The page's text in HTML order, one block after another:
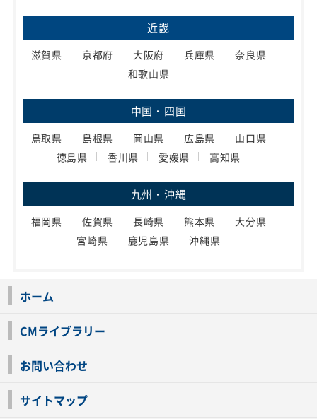
近畿
滋賀県 京都府 大阪府 兵庫県
奈良県
和歌山県
中国・四国
鳥取県 島根県 岡山県 広島県
山口県
徳島県
香川県 愛媛県 高知県
九州・沖縄
福岡県 佐賀県 長崎県 熊本県
大分県
宮崎県
鹿児島県 沖縄県
ホーム
CMライブラリー
お問い合わせ
サイトマップ